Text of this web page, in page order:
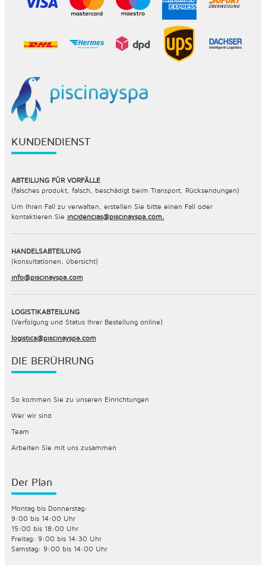
KUNDENDIENST
ABTEILUNG FÜR VORFÄLLE
(falsches produkt, falsch, beschädigt beim Transport, Rücksendungen)
Um Ihren Fall zu verwalten, erstellen Sie bitte einen Fall oder
kontaktieren Sie incidencias@piscinayspa.com.
HANDELSABTEILUNG
(konsultationen, übersicht)
info@piscinayspa.com
LOGISTIKABTEILUNG
(Verfolgung und Status Ihrer Bestellung online)
logistica@piscinayspa.com
DIE BERÜHRUNG
So kommen Sie zu unseren Einrichtungen
Wer wir sind
Team
Arbeiten Sie mit uns zusammen
Der Plan
Montag bis Donnerstag:
9:00 bis 14:00 Uhr
15:00 bis 18:00 Uhr
Freitag: 9:00 bis 14:30 Uhr
Samstag: 9:00 bis 14:00 Uhr